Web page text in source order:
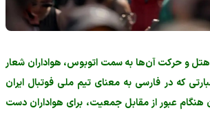
هتل و حرکت آن‌ها به سمت اتوبوس، هواداران شعار
که در فارسی به معنای تیم ملی فوتبال ایران
هنگام عبور از مقابل جمعیت، برای هواداران دست